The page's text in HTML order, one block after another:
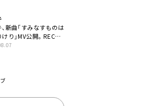
新曲「すみなすものは
り」MV公開。RECの
Every Little Thing・